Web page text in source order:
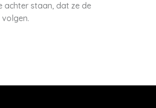
achter staan, dat ze de